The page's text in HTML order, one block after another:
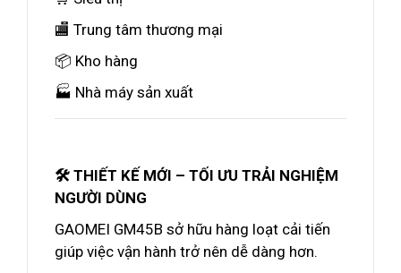
🏬 Trung tâm thương mại
📦 Kho hàng
🏭 Nhà máy sản xuất
🛠️ THIẾT KẾ MỚI – TỐI ƯU TRẢI NGHIỆM
NGƯỜI DÙNG
GAOMEI GM45B sở hữu hàng loạt cải tiến
giúp việc vận hành trở nên dễ dàng hơn.